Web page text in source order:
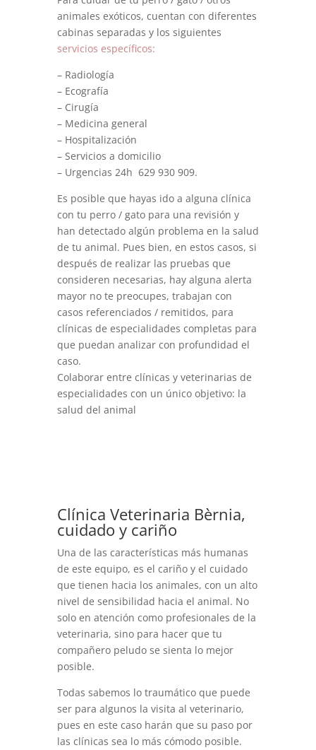
animales exóticos, cuentan con diferentes
cabinas separadas y los siguientes
servicios específicos:
– Radiología
– Ecografía
– Cirugía
– Medicina general
– Hospitalización
– Servicios a domicilio
– Urgencias 24h 629 930 909.
Es posible que hayas ido a alguna clínica
con tu perro / gato para una revisión y
han detectado algún problema en la salud
de tu animal. Pues bien, en estos casos, si
después de realizar las pruebas que
consideren necesarias, hay alguna alerta
mayor no te preocupes, trabajan con
casos referenciados / remitidos, para
clínicas de especialidades completas para
que puedan analizar con profundidad el
caso.
Colaborar entre clínicas y veterinarias de
especialidades con un único objetivo: la
salud del animal
Clínica Veterinaria Bèrnia,
cuidado y cariño
Una de las características más humanas
de este equipo, es el cariño y el cuidado
que tienen hacia los animales, con un alto
nivel de sensibilidad hacia el animal. No
solo en atención como profesionales de la
veterinaria, sino para hacer que tu
compañero peludo se sienta lo mejor
posible.
Todas sabemos lo traumático que puede
ser para algunos la visita al veterinario,
pues en este caso harán que su paso por
las clínicas sea lo más cómodo posible.